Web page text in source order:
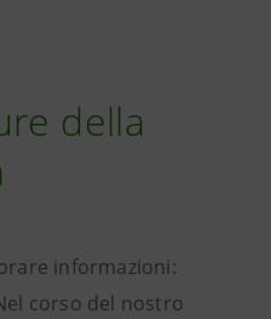
della
informazioni:
corso del nostro